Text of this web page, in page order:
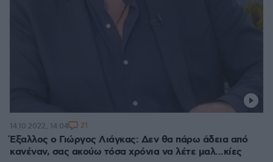
Έξαλλος ο Γιώργος Λιάγκας: Δεν θα πάρω άδεια από
κανέναν, σας ακούω τόσα χρόνια να λέτε μαλ...κίες
14.10.2022, 14:04 21